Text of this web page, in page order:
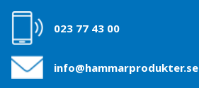
023 77 43 00
info@hammarprodukter.se